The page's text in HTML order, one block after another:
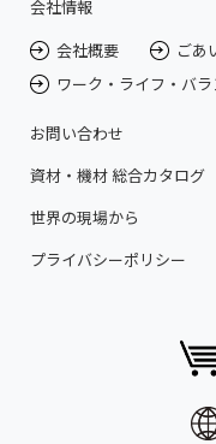
会社情報
会社概要
ごあ
ワーク・ライフ・バラ
お問い合わせ
資材・機材 総合カタログ
世界の現場から
プライバシーポリシー